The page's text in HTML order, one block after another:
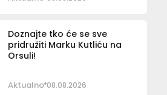
Doznajte tko će se sve
pridružiti Marku Kutliću na
Orsuli!
Aktualno 08.08.2026